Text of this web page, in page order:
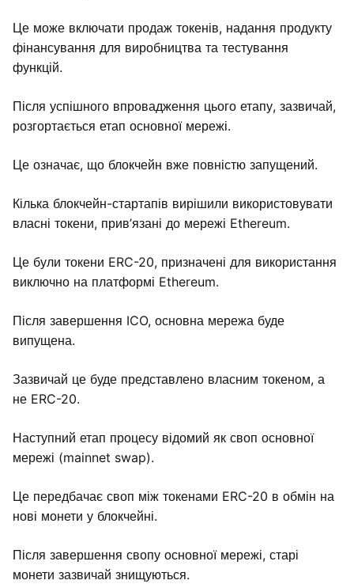
Це може включати продаж токенів, надання продукту
фінансування для виробництва та тестування
функцій.
Після успішного впровадження цього етапу, зазвичай,
розгортається етап основної мережі.
Це означає, що блокчейн вже повністю запущений.
Кілька блокчейн-стартапів вирішили використовувати
власні токени, прив’язані до мережі Ethereum.
Це були токени ERC-20, призначені для використання
виключно на платформі Ethereum.
Після завершення ICO, основна мережа буде
випущена.
Зазвичай це буде представлено власним токеном, а
не ERC-20.
Наступний етап процесу відомий як своп основної
мережі (mainnet swap).
Це передбачає своп між токенами ERC-20 в обмін на
нові монети у блокчейні.
Після завершення свопу основної мережі, старі
монети зазвичай знищуються.